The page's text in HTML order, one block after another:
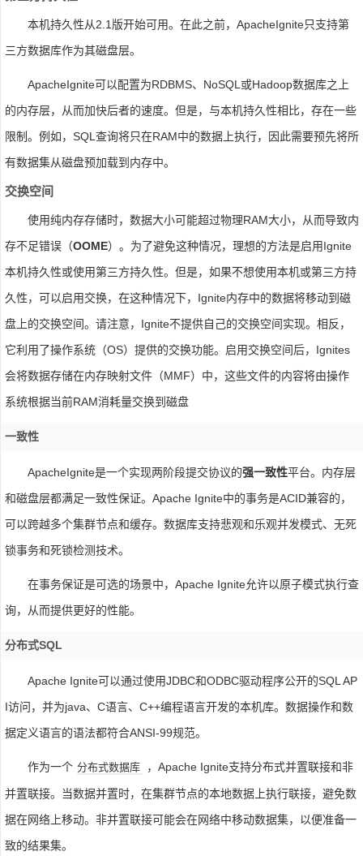
本机持久性从2.1版开始可用。在此之前，ApacheIgnite只支持第
三方数据库作为其磁盘层。
ApacheIgnite可以配置为RDBMS、NoSQL或Hadoop数据库之上
的内存层，从而加快后者的速度。但是，与本机持久性相比，存在一些
限制。例如，SQL查询将只在RAM中的数据上执行，因此需要预先将所
有数据集从磁盘预加载到内存中。
交换空间
使用纯内存存储时，数据大小可能超过物理RAM大小，从而导致内
存不足错误（OOME）。为了避免这种情况，理想的方法是启用Ignite
本机持久性或使用第三方持久性。但是，如果不想使用本机或第三方持
久性，可以启用交换，在这种情况下，Ignite内存中的数据将移动到磁
盘上的交换空间。请注意，Ignite不提供自己的交换空间实现。相反，
它利用了操作系统（OS）提供的交换功能。启用交换空间后，Ignites
会将数据存储在内存映射文件（MMF）中，这些文件的内容将由操作
系统根据当前RAM消耗量交换到磁盘
一致性
ApacheIgnite是一个实现两阶段提交协议的强一致性平台。内存层
和磁盘层都满足一致性保证。Apache Ignite中的事务是ACID兼容的，
可以跨越多个集群节点和缓存。数据库支持悲观和乐观并发模式、无死
锁事务和死锁检测技术。
在事务保证是可选的场景中，Apache Ignite允许以原子模式执行查
询，从而提供更好的性能。
分布式SQL
Apache Ignite可以通过使用JDBC和ODBC驱动程序公开的SQL AP
I访问，并为java、C语言、C++编程语言开发的本机库。数据操作和数
据定义语言的语法都符合ANSI-99规范。
作为一个 分布式数据库 ，Apache Ignite支持分布式并置联接和非
并置联接。当数据并置时，在集群节点的本地数据上执行联接，避免数
据在网络上移动。非并置联接可能会在网络中移动数据集，以便准备一
致的结果集。